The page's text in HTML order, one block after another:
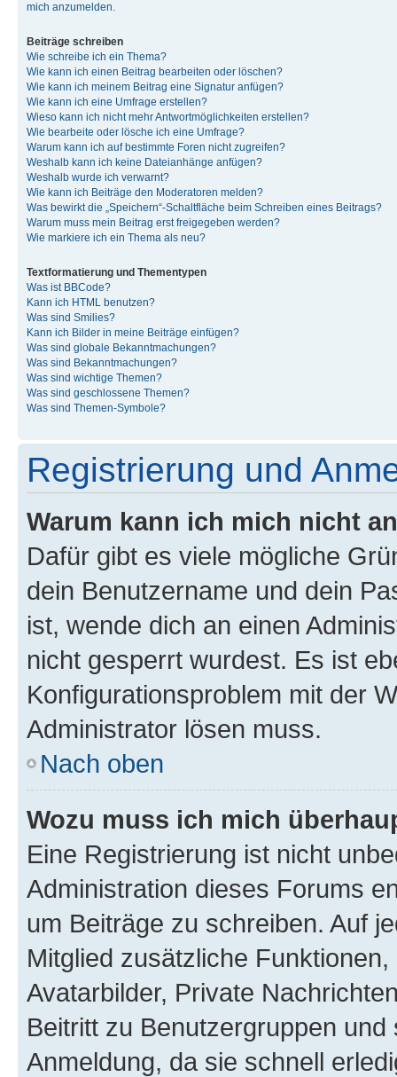
mich anzumelden.
Beiträge schreiben
Wie schreibe ich ein Thema?
Wie kann ich einen Beitrag bearbeiten oder löschen?
Wie kann ich meinem Beitrag eine Signatur anfügen?
Wie kann ich eine Umfrage erstellen?
Wieso kann ich nicht mehr Antwortmöglichkeiten erstellen?
Wie bearbeite oder lösche ich eine Umfrage?
Warum kann ich auf bestimmte Foren nicht zugreifen?
Weshalb kann ich keine Dateianhänge anfügen?
Weshalb wurde ich verwarnt?
Wie kann ich Beiträge den Moderatoren melden?
Was bewirkt die „Speichern“-Schaltfläche beim Schreiben eines Beitrags?
Warum muss mein Beitrag erst freigegeben werden?
Wie markiere ich ein Thema als neu?
Textformatierung und Thementypen
Was ist BBCode?
Kann ich HTML benutzen?
Was sind Smilies?
Kann ich Bilder in meine Beiträge einfügen?
Was sind globale Bekanntmachungen?
Was sind Bekanntmachungen?
Was sind wichtige Themen?
Was sind geschlossene Themen?
Was sind Themen-Symbole?
Registrierung und
Warum kann ich mich nicht
Dafür gibt es viele mögliche
dein Benutzername und dein
ist, wende dich an einen
nicht gesperrt wurdest. Es ist
Konfigurationsproblem mit der
Administrator lösen muss.
Nach oben
Wozu muss ich mich
Eine Registrierung ist nicht
Administration dieses Forums
um Beiträge zu schreiben. Auf
Mitglied zusätzliche
Avatarbilder, Private
Beitritt zu Benutzergruppen
Anmeldung, da sie schnell